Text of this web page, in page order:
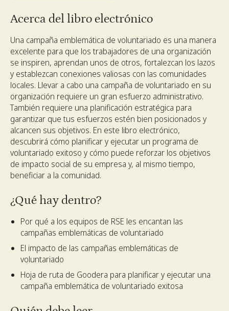
Acerca del libro electrónico
Una campaña emblemática de voluntariado es una manera
excelente para que los trabajadores de una organización
se inspiren, aprendan unos de otros, fortalezcan los lazos
y establezcan conexiones valiosas con las comunidades
locales. Llevar a cabo una campaña de voluntariado en su
organización requiere un gran esfuerzo administrativo.
También requiere una planificación estratégica para
garantizar que tus esfuerzos estén bien posicionados y
alcancen sus objetivos. En este libro electrónico,
descubrirá cómo planificar y ejecutar un programa de
voluntariado exitoso y cómo puede reforzar los objetivos
de impacto social de su empresa y, al mismo tiempo,
beneficiar a la comunidad.
¿Qué hay dentro?
Por qué a los equipos de RSE les encantan las
campañas emblemáticas de voluntariado
El impacto de las campañas emblemáticas de
voluntariado
Hoja de ruta de Goodera para planificar y ejecutar una
campaña emblemática de voluntariado exitosa